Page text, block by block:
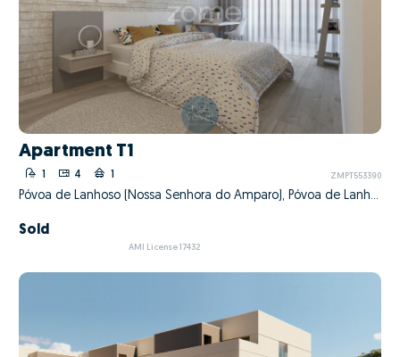
Apartment T1
1 4 1 ZMPT553390
Póvoa de Lanhoso (Nossa Senhora do Amparo), Póvoa de Lanhoso, Braga
Sold
AMI License 17432